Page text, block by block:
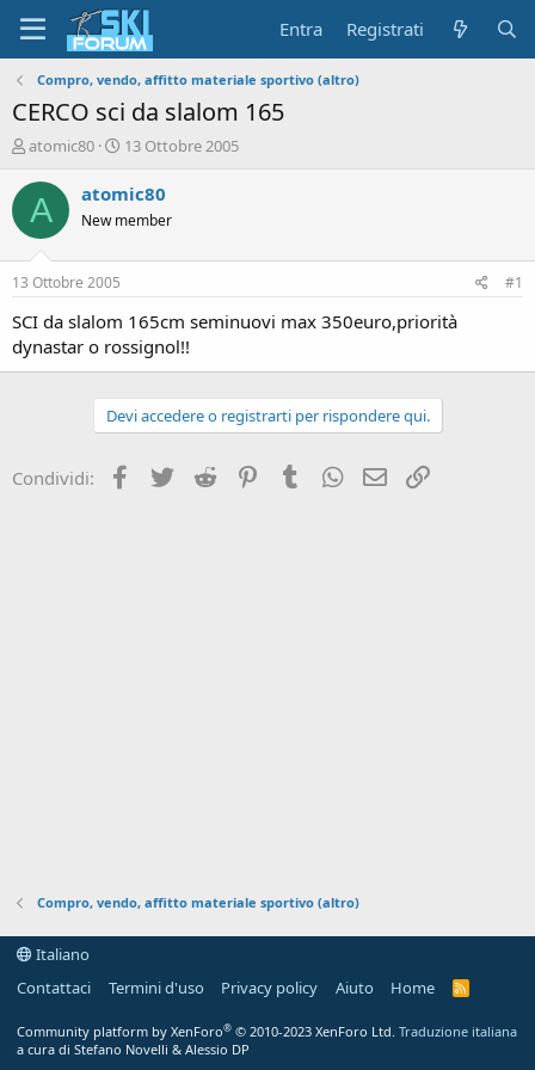
Entra Registrati
Compro, vendo, affitto materiale sportivo (altro)
CERCO sci da slalom 165
A
t
o
r
d
s
u
e
atomic80
D
t
d
i
13 Ottobre 2005
A atomic80
New member
13 Ottobre 2005 #1
SCI da slalom 165cm seminuovi max 350euro,priorità
dynastar o rossignol!!
Devi accedere o registrarti per rispondere qui.
Condividi: Facebook
Twitter Reddit PinterestTumblrWhatsApp
Email
Compro, vendo, affitto materiale sportivo (altro)
Italiano
Contattaci
Termini d'uso Privacy policy Aiuto Home
R
Community platform by XenForo® © 2010-2023 XenForo Ltd. Traduzione italiana
a cura di Stefano Novelli & Alessio DP